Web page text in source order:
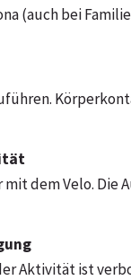
(auch bei
dem Velo. Die
Aktivität ist